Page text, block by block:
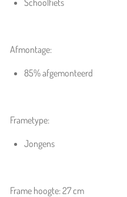
Schoolfiets
Afmontage:
85% afgemonteerd
Frametype:
Jongens
Frame hoogte:27 cm